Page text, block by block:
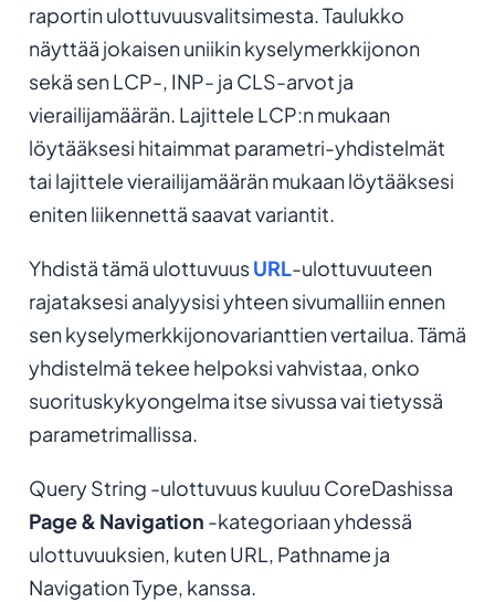
raportin ulottuvuusvalitsimesta. Taulukko
näyttää jokaisen uniikin kyselymerkkijonon
sekä sen LCP-, INP- ja CLS-arvot ja
vierailijamäärän. Lajittele LCP:n mukaan
löytääksesi hitaimmat parametri-yhdistelmät
tai lajittele vierailijamäärän mukaan löytääksesi
eniten liikennettä saavat variantit.
Yhdistä tämä ulottuvuusURL-ulottuvuuteen
rajataksesi analyysisi yhteen sivumalliin ennen
sen kyselymerkkijonovarianttien vertailua. Tämä
yhdistelmä tekee helpoksi vahvistaa, onko
suorituskykyongelma itse sivussa vai tietyssä
parametrimallissa.
Query String -ulottuvuus kuuluu CoreDashissa
Page & Navigation -kategoriaan yhdessä
ulottuvuuksien, kuten URL, Pathname ja
Navigation Type, kanssa.